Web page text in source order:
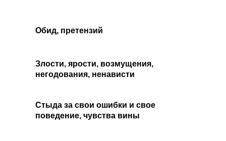
Обид, претензий
Злости, ярости, возмущения,
негодования, ненависти
Стыда за свои ошибки и свое
поведение, чувства вины